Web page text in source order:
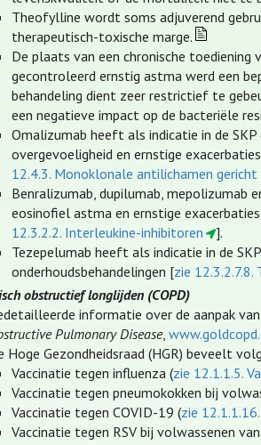
Theofylline wordt soms adjuverend
therapeutisch-toxische marge.
De plaats van een chronische
gecontroleerd ernstig astma werd een
behandeling dient zeer restrictief te
een negatieve impact op de bacteriële
Omalizumab heeft als indicatie in de
overgevoeligheid en ernstige
12.4.3. Monoklonale antilichamen
Benralizumab, dupilumab, mepolizumab
eosinofiel astma en ernstige
12.3.2.2. Interleukine-inhibitoren
].
Tezepelumab heeft als indicatie in de
onderhoudsbehandelingen [zie 12.3.2.7.8.
obstructief longlijden (COPD)
informatie over de aanpak
Pulmonary Disease,
Hoge Gezondheidsraad (HGR) beveelt
Vaccinatie tegen influenza (zie 12.1.1.5.
Vaccinatie tegen pneumokokken bij
Vaccinatie tegen COVID-19 (zie
Vaccinatie tegen RSV bij volwassenen